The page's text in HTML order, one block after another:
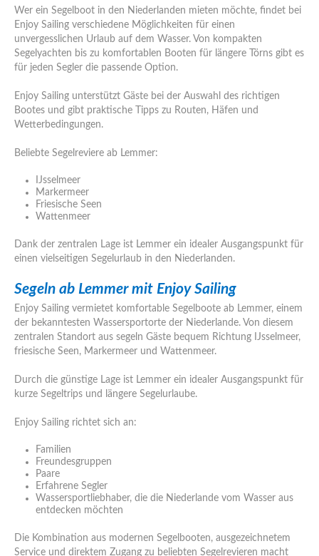
Wer ein Segelboot in den Niederlanden mieten möchte, findet bei
Enjoy Sailing verschiedene Möglichkeiten für einen
unvergesslichen Urlaub auf dem Wasser. Von kompakten
Segelyachten bis zu komfortablen Booten für längere Törns gibt es
für jeden Segler die passende Option.
Enjoy Sailing unterstützt Gäste bei der Auswahl des richtigen
Bootes und gibt praktische Tipps zu Routen, Häfen und
Wetterbedingungen.
Beliebte Segelreviere ab Lemmer:
IJsselmeer
Markermeer
Friesische Seen
Wattenmeer
Dank der zentralen Lage ist Lemmer ein idealer Ausgangspunkt für
einen vielseitigen Segelurlaub in den Niederlanden.
Segeln ab Lemmer mit Enjoy Sailing
Enjoy Sailing vermietet komfortable Segelboote ab Lemmer, einem
der bekanntesten Wassersportorte der Niederlande. Von diesem
zentralen Standort aus segeln Gäste bequem Richtung IJsselmeer,
friesische Seen, Markermeer und Wattenmeer.
Durch die günstige Lage ist Lemmer ein idealer Ausgangspunkt für
kurze Segeltrips und längere Segelurlaube.
Enjoy Sailing richtet sich an:
Familien
Freundesgruppen
Paare
Erfahrene Segler
Wassersportliebhaber, die die Niederlande vom Wasser aus
entdecken möchten
Die Kombination aus modernen Segelbooten, ausgezeichnetem
Service und direktem Zugang zu beliebten Segelrevieren macht